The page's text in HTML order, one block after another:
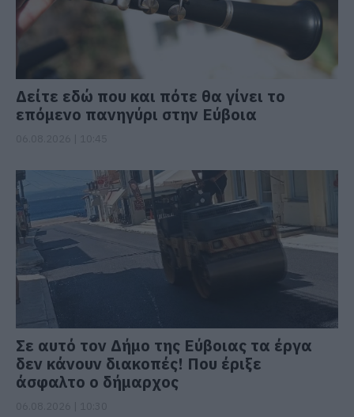
Δείτε εδώ που και πότε θα γίνει το
επόμενο πανηγύρι στην Εύβοια
Σε αυτό τον Δήμο της Εύβοιας τα έργα
δεν κάνουν διακοπές! Που έριξε
άσφαλτο ο δήμαρχος